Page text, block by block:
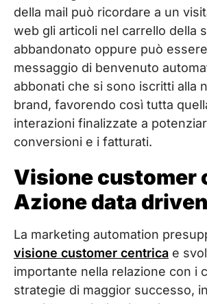
della mail può ricordare a un
web gli articoli nel carrello della
abbandonato oppure può
messaggio di benvenuto
abbonati che si sono iscritti alla
brand, favorendo così tutta
interazioni finalizzate a
conversioni e i fatturati.
Visione customer
Azione data driven
La marketing automation
visione customer centrica e
importante nella relazione con i
strategie di maggior successo,